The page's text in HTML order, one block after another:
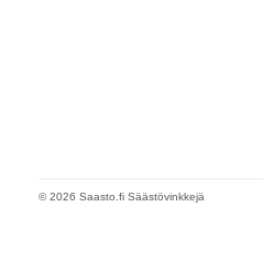
© 2026 Saasto.fi Säästövinkkejä